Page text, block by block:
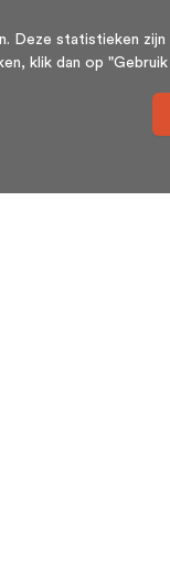
statistieken
klik dan op "Gebruik